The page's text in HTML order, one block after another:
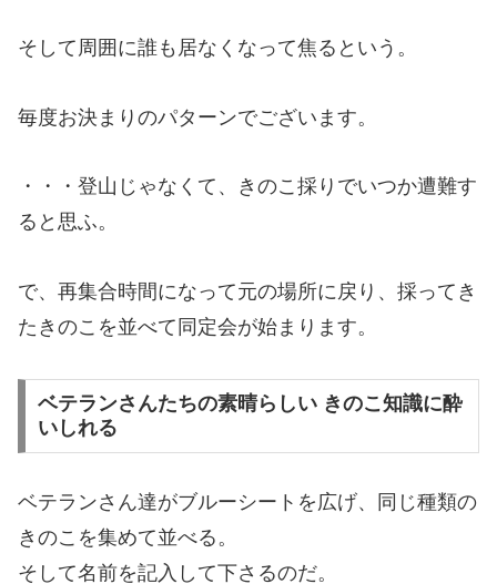
そして周囲に誰も居なくなって焦るという。
毎度お決まりのパターンでございます。
・・・登山じゃなくて、きのこ採りでいつか遭難す
ると思ふ。
で、再集合時間になって元の場所に戻り、採ってき
たきのこを並べて同定会が始まります。
ベテランさんたちの素晴らしい きのこ知識に酔
いしれる
ベテランさん達がブルーシートを広げ、同じ種類の
きのこを集めて並べる。
そして名前を記入して下さるのだ。